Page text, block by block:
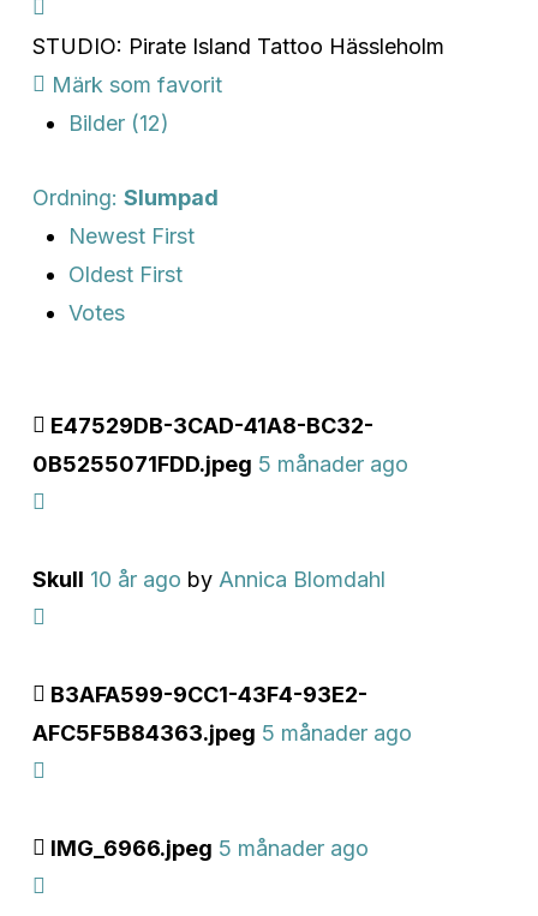
STUDIO: Pirate Island Tattoo Hässleholm
Märk som favorit
Bilder (12)
Ordning: Slumpad
Newest First
Oldest First
Votes
E47529DB-3CAD-41A8-BC32-
0B5255071FDD.jpeg 5 månader ago
Skull 10 år ago by Annica Blomdahl
B3AFA599-9CC1-43F4-93E2-
AFC5F5B84363.jpeg 5 månader ago
IMG_6966.jpeg 5 månader ago